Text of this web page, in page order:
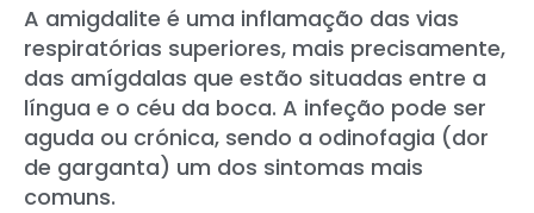
A amigdalite é uma inflamação das vias
respiratórias superiores, mais precisamente,
das amígdalas que estão situadas entre a
língua e o céu da boca. A infeção pode ser
aguda ou crónica, sendo a odinofagia (dor
de garganta) um dos sintomas mais
comuns.